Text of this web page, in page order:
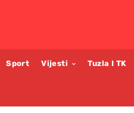
Sport Vijesti Tuzla I TK